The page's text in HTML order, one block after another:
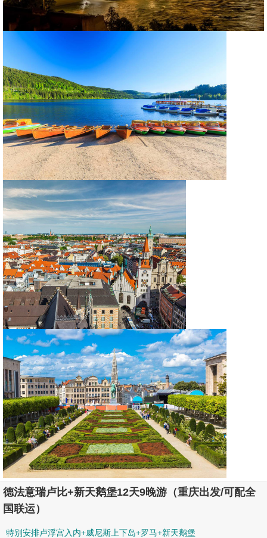
德法意瑞卢比+新天鹅堡12天9晚游（重庆出发/可配全
国联运）
特别安排卢浮宫入内+威尼斯上下岛+罗马+新天鹅堡